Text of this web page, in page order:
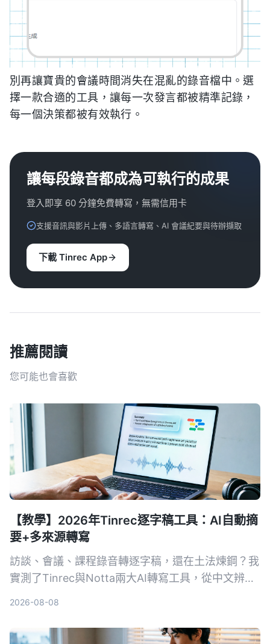
別再讓寶貴的會議時間消失在混亂的錄音檔中。選
擇一款合適的工具，讓每一次發言都被精準記錄，
每一個決策都被有效執行。
讓每段錄音都成為可執行的成果
登入即享 60 分鐘免費轉寫，無需信用卡
支援音訊與影片上傳、多語言轉寫、AI 會議紀要與待辦擷取
下載 Tinrec App
推薦閱讀
您可能也會喜歡
【教學】2026年Tinrec逐字稿工具：AI自動摘
要+多來源轉寫
訪談、會議、課程錄音轉逐字稿，還在土法煉鋼？我
實測了Tinrec與Notta兩大AI轉寫工具，從中文辨
2026-08-08